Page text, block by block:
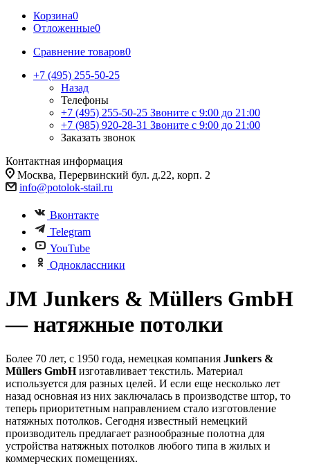
Корзина0
Отложенные0
Сравнение товаров0
+7 (495) 255-50-25
Назад
Телефоны
+7 (495) 255-50-25 Звоните с 9:00 до 21:00
+7 (985) 920-28-31 Звоните с 9:00 до 21:00
Заказать звонок
Контактная информация
Москва, Перервинский бул. д.22, корп. 2
info@potolok-stail.ru
Вконтакте
Telegram
YouTube
Одноклассники
JM Junkers & Müllers GmbH
— натяжные потолки
Более 70 лет, с 1950 года, немецкая компания Junkers &
Müllers GmbHизготавливает текстиль. Материал
используется для разных целей. И если еще несколько лет
назад основная из них заключалась в производстве штор, то
теперь приоритетным направлением стало изготовление
натяжных потолков. Сегодня известный немецкий
производитель предлагает разнообразные полотна для
устройства натяжных потолков любого типа в жилых и
коммерческих помещениях.